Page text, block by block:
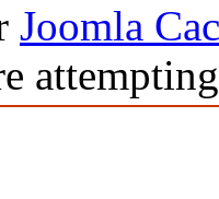
Joomla